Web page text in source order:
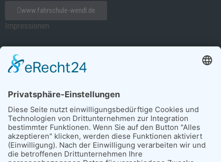
www.fahrschule-wendl.de
Impressionen